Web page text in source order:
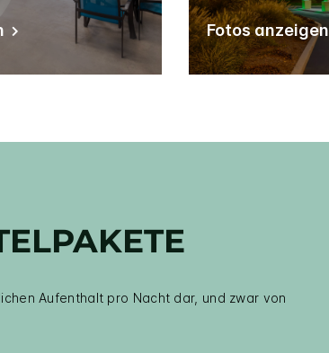
Fotos anzeigen
Aufenthalt pro Nacht dar, und zwar von